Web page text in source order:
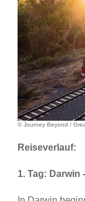
© Journey Beyond /
Reiseverlauf:
1. Tag: Darwin